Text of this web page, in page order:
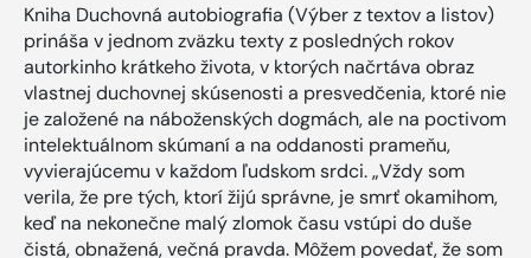
Kniha Duchovná autobiografia (Výber z textov a listov)
prináša v jednom zväzku texty z posledných rokov
autorkinho krátkeho života, v ktorých načrtáva obraz
vlastnej duchovnej skúsenosti a presvedčenia, ktoré nie
je založené na náboženských dogmách, ale na poctivom
intelektuálnom skúmaní a na oddanosti prameňu,
vyvierajúcemu v každom ľudskom srdci. „Vždy som
verila, že pre tých, ktorí žijú správne, je smrť okamihom,
keď na nekonečne malý zlomok času vstúpi do duše
čistá, obnažená, večná pravda. Môžem povedať, že som